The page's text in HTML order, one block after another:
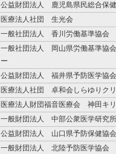
公益財団法人 鹿児島県民総合保
医療法人社団 生光会
一般社団法人 香川労働基準協会
一般社団法人 岡山県労働基準協
ー
公益財団法人 福井県予防医学協会
医療法人社団 卓和会しらゆりク
医療法人財団福音医療会 神田キ
一般財団法人 中部公衆医学研究所
公益財団法人 山口県予防保健協会
一般財団法人 北陸予防医学協会